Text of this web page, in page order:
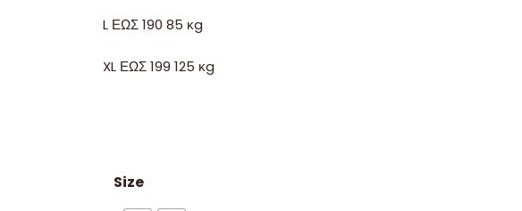
L ΕΩΣ 190 85 κg
XL ΕΩΣ 199 125 κg
Size